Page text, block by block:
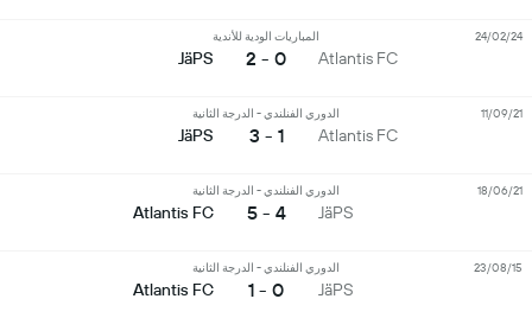
Atlantis FC
المباريات الودية للأندية
0 - 2
JäPS
24/02/24
Atlantis FC
الدوري الفنلندي - الدرجة الثانية
1 - 3
JäPS
11/09/21
JäPS
الدوري الفنلندي - الدرجة الثانية
4 - 5
Atlantis FC
18/06/21
JäPS
الدوري الفنلندي - الدرجة الثانية
0 - 1
Atlantis FC
23/08/15